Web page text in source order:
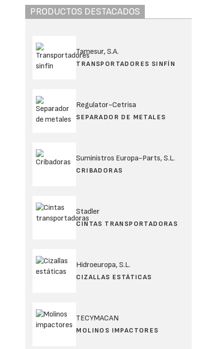
PRODUCTOS DESTACADOS
Tamesur, S.A.
TRANSPORTADORES SINFÍN
Regulator-Cetrisa
SEPARADOR DE METALES
Suministros Europa-Parts, S.L.
CRIBADORAS
Stadler
CINTAS TRANSPORTADORAS
Hidroeuropa, S.L.
CIZALLAS ESTÁTICAS
TECYMACAN
MOLINOS IMPACTORES